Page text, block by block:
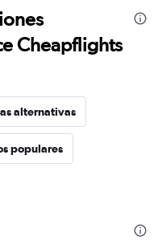
Cheapflights
alternativas
populares